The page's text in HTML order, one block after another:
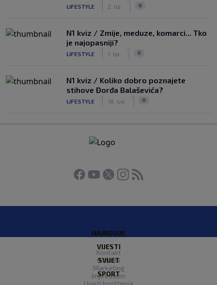
LIFESTYLE 2. lip. 0
N1 kviz / Zmije, meduze, komarci... Tko
je najopasniji?
LIFESTYLE 1. lip. 0
N1 kviz / Koliko dobro poznajete
stihove Đorđa Balaševića?
LIFESTYLE 18. svi. 11
NAJNOVIJE
VIJESTI
SVIJET
SPORT
Kontakt
O Nama
Marketing
Impressum
Uvjeti korištenja